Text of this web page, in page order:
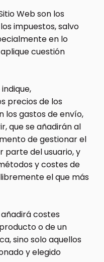
Web son los
impuestos, salvo
en lo
cuestión
precios de los
los gastos de envío,
que se añadirán al
de gestionar el
parte del usuario, y
y costes de
el que más
añadirá costes
o de un
sino solo aquellos
y elegido